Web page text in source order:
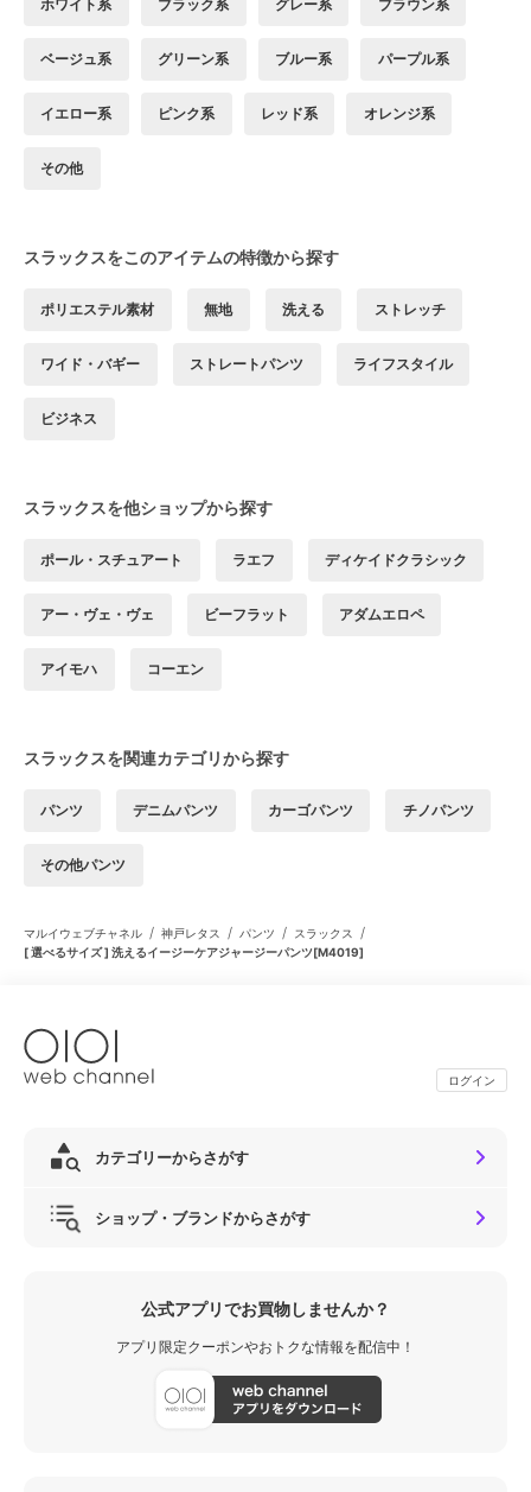
ホワイト系 ブラック系 グレー系 ブラウン系
ベージュ系 グリーン系 ブルー系 パープル系
イエロー系 ピンク系 レッド系 オレンジ系
その他
スラックスをこのアイテムの特徴から探す
ポリエステル素材 無地 洗える ストレッチ
ワイド・バギー ストレートパンツ ライフスタイル
ビジネス
スラックスを他ショップから探す
ポール・スチュアート ラエフ ディケイドクラシック
アー・ヴェ・ヴェ ビーフラット アダムエロペ
アイモハ コーエン
スラックスを関連カテゴリから探す
パンツ デニムパンツ カーゴパンツ チノパンツ
その他パンツ
マルイウェブチャネル / 神戸レタス / パンツ / スラックス /
[ 選べるサイズ ] 洗えるイージーケアジャージーパンツ[M4019]
ログイン
カテゴリーからさがす
ショップ・ブランドからさがす
公式アプリでお買物しませんか？
アプリ限定クーポンやおトクな情報を配信中！